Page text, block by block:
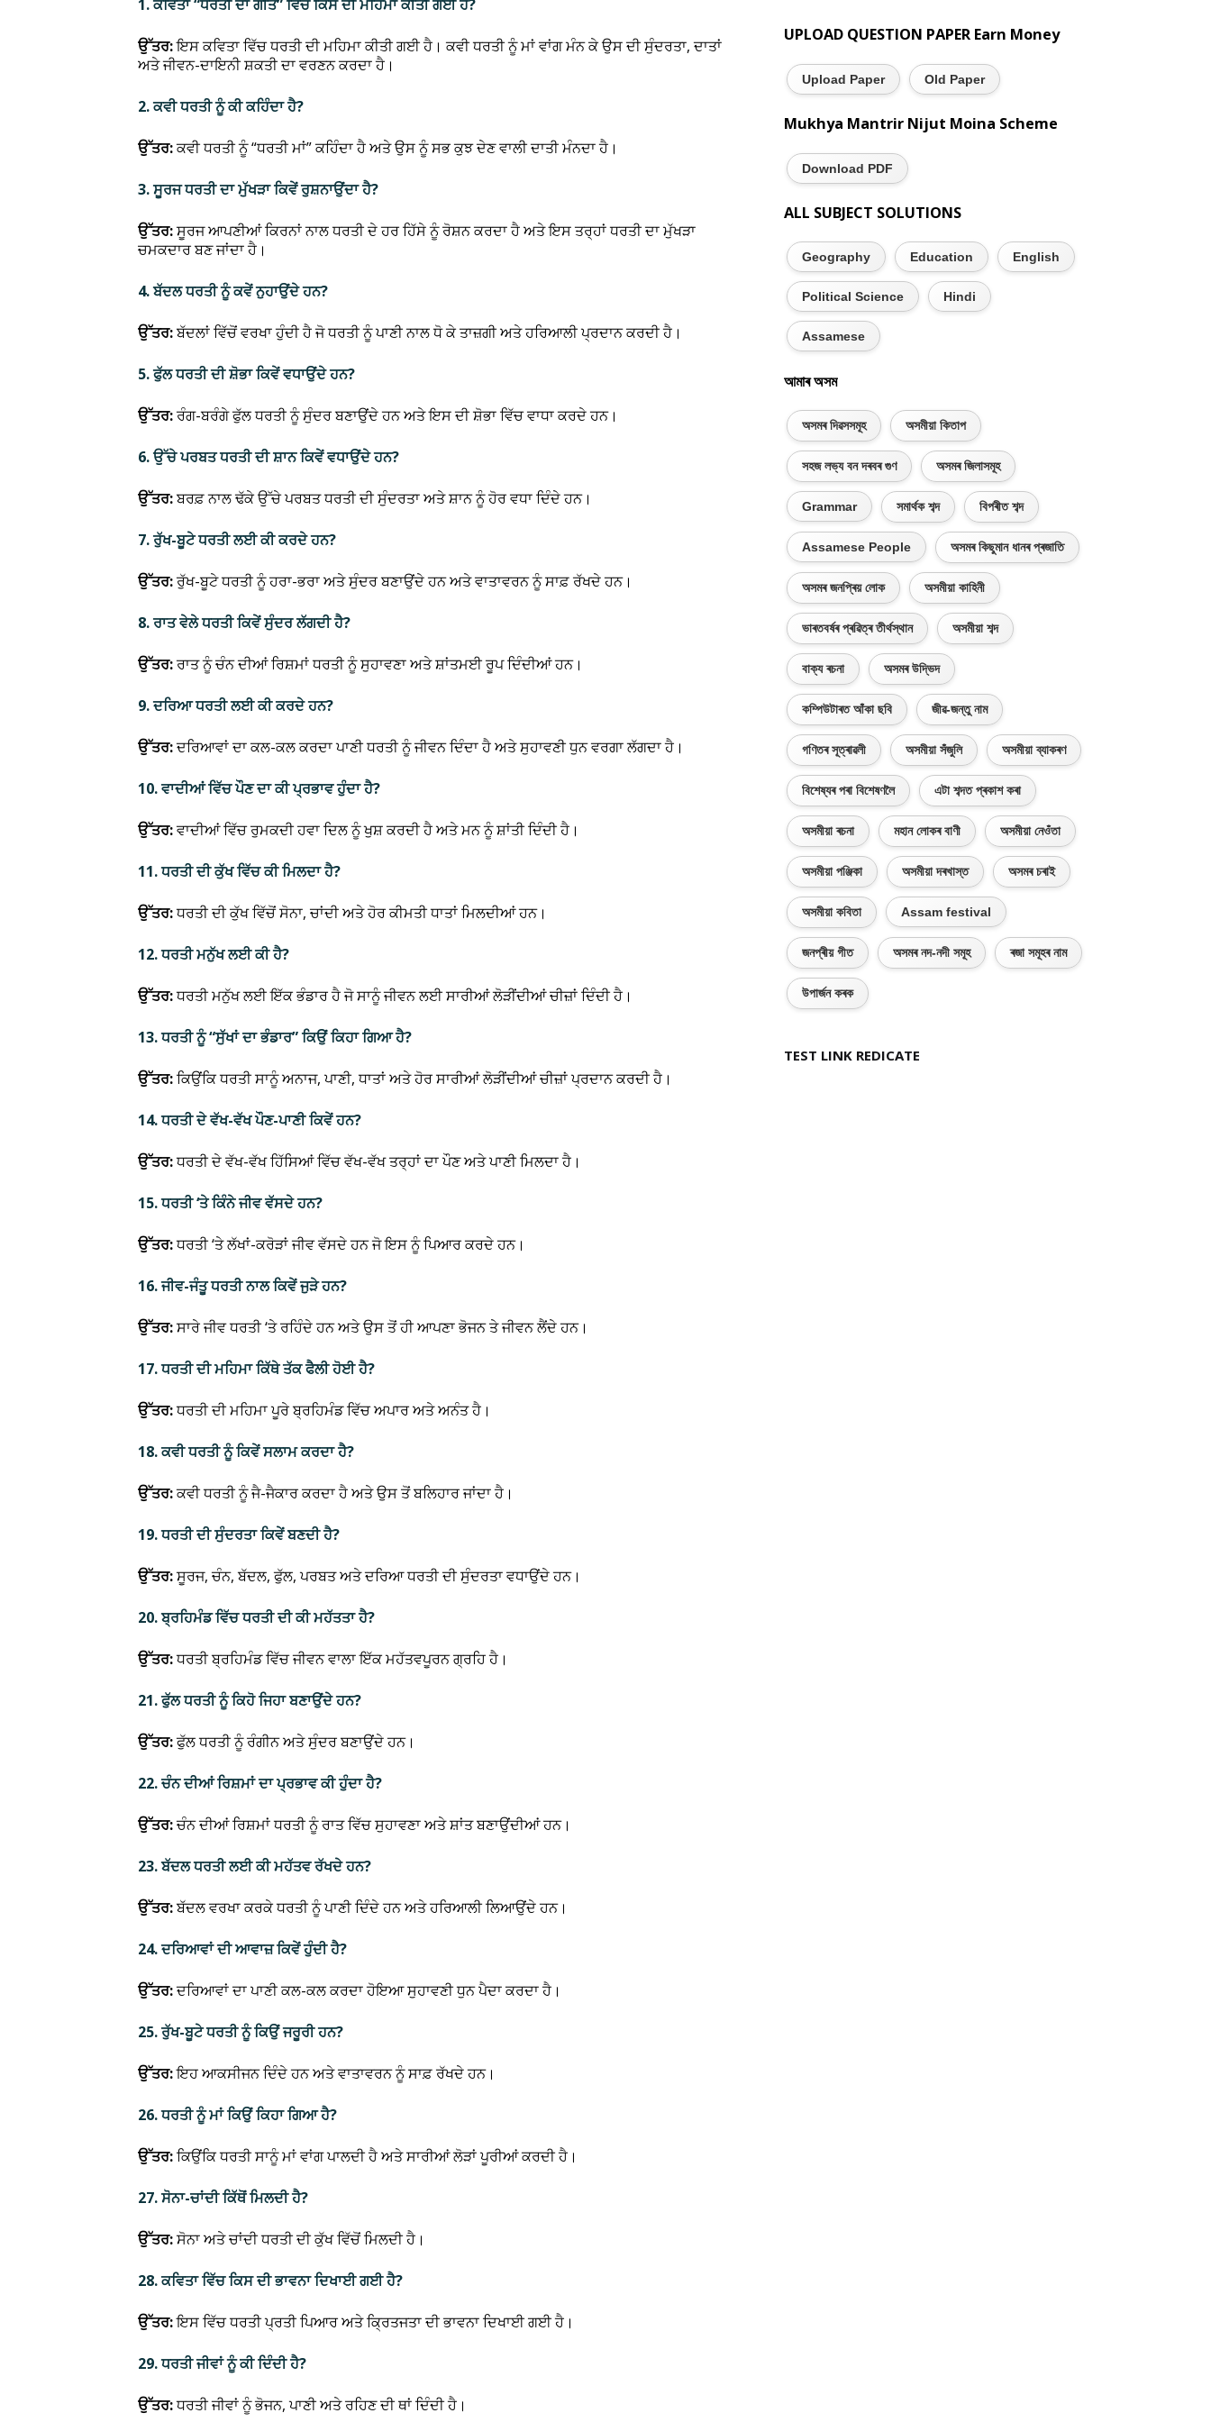
1. ਕਵਿਤਾ “ਧਰਤੀ ਦਾ ਗੀਤ” ਵਿੱਚ ਕਿਸ ਦੀ ਮਹਿਮਾ ਕੀਤੀ ਗਈ ਹੈ?
ਉੱਤਰ:ਇਸ ਕਵਿਤਾ ਵਿੱਚ ਧਰਤੀ ਦੀ ਮਹਿਮਾ ਕੀਤੀ ਗਈ ਹੈ। ਕਵੀ ਧਰਤੀ ਨੂੰ ਮਾਂ ਵਾਂਗ ਮੰਨ ਕੇ ਉਸ ਦੀ ਸੁੰਦਰਤਾ, ਦਾਤਾਂ
ਅਤੇ ਜੀਵਨ-ਦਾਇਨੀ ਸ਼ਕਤੀ ਦਾ ਵਰਣਨ ਕਰਦਾ ਹੈ।
2. ਕਵੀ ਧਰਤੀ ਨੂੰ ਕੀ ਕਹਿੰਦਾ ਹੈ?
ਉੱਤਰ:ਕਵੀ ਧਰਤੀ ਨੂੰ “ਧਰਤੀ ਮਾਂ” ਕਹਿੰਦਾ ਹੈ ਅਤੇ ਉਸ ਨੂੰ ਸਭ ਕੁਝ ਦੇਣ ਵਾਲੀ ਦਾਤੀ ਮੰਨਦਾ ਹੈ।
3. ਸੂਰਜ ਧਰਤੀ ਦਾ ਮੁੱਖੜਾ ਕਿਵੇਂ ਰੁਸ਼ਨਾਉਂਦਾ ਹੈ?
ਉੱਤਰ:ਸੂਰਜ ਆਪਣੀਆਂ ਕਿਰਨਾਂ ਨਾਲ ਧਰਤੀ ਦੇ ਹਰ ਹਿੱਸੇ ਨੂੰ ਰੋਸ਼ਨ ਕਰਦਾ ਹੈ ਅਤੇ ਇਸ ਤਰ੍ਹਾਂ ਧਰਤੀ ਦਾ ਮੁੱਖੜਾ
ਚਮਕਦਾਰ ਬਣ ਜਾਂਦਾ ਹੈ।
4. ਬੱਦਲ ਧਰਤੀ ਨੂੰ ਕਵੇਂ ਨੁਹਾਉਂਦੇ ਹਨ?
ਉੱਤਰ:ਬੱਦਲਾਂ ਵਿੱਚੋਂ ਵਰਖਾ ਹੁੰਦੀ ਹੈ ਜੋ ਧਰਤੀ ਨੂੰ ਪਾਣੀ ਨਾਲ ਧੋ ਕੇ ਤਾਜ਼ਗੀ ਅਤੇ ਹਰਿਆਲੀ ਪ੍ਰਦਾਨ ਕਰਦੀ ਹੈ।
5. ਫੁੱਲ ਧਰਤੀ ਦੀ ਸ਼ੋਭਾ ਕਿਵੇਂ ਵਧਾਉਂਦੇ ਹਨ?
ਉੱਤਰ:ਰੰਗ-ਬਰੰਗੇ ਫੁੱਲ ਧਰਤੀ ਨੂੰ ਸੁੰਦਰ ਬਣਾਉਂਦੇ ਹਨ ਅਤੇ ਇਸ ਦੀ ਸ਼ੋਭਾ ਵਿੱਚ ਵਾਧਾ ਕਰਦੇ ਹਨ।
6. ਉੱਚੇ ਪਰਬਤ ਧਰਤੀ ਦੀ ਸ਼ਾਨ ਕਿਵੇਂ ਵਧਾਉਂਦੇ ਹਨ?
ਉੱਤਰ:ਬਰਫ਼ ਨਾਲ ਢੱਕੇ ਉੱਚੇ ਪਰਬਤ ਧਰਤੀ ਦੀ ਸੁੰਦਰਤਾ ਅਤੇ ਸ਼ਾਨ ਨੂੰ ਹੋਰ ਵਧਾ ਦਿੰਦੇ ਹਨ।
7. ਰੁੱਖ-ਬੂਟੇ ਧਰਤੀ ਲਈ ਕੀ ਕਰਦੇ ਹਨ?
ਉੱਤਰ:ਰੁੱਖ-ਬੂਟੇ ਧਰਤੀ ਨੂੰ ਹਰਾ-ਭਰਾ ਅਤੇ ਸੁੰਦਰ ਬਣਾਉਂਦੇ ਹਨ ਅਤੇ ਵਾਤਾਵਰਨ ਨੂੰ ਸਾਫ਼ ਰੱਖਦੇ ਹਨ।
8. ਰਾਤ ਵੇਲੇ ਧਰਤੀ ਕਿਵੇਂ ਸੁੰਦਰ ਲੱਗਦੀ ਹੈ?
ਉੱਤਰ:ਰਾਤ ਨੂੰ ਚੰਨ ਦੀਆਂ ਰਿਸ਼ਮਾਂ ਧਰਤੀ ਨੂੰ ਸੁਹਾਵਣਾ ਅਤੇ ਸ਼ਾਂਤਮਈ ਰੂਪ ਦਿੰਦੀਆਂ ਹਨ।
9. ਦਰਿਆ ਧਰਤੀ ਲਈ ਕੀ ਕਰਦੇ ਹਨ?
ਉੱਤਰ:ਦਰਿਆਵਾਂ ਦਾ ਕਲ-ਕਲ ਕਰਦਾ ਪਾਣੀ ਧਰਤੀ ਨੂੰ ਜੀਵਨ ਦਿੰਦਾ ਹੈ ਅਤੇ ਸੁਹਾਵਣੀ ਧੁਨ ਵਰਗਾ ਲੱਗਦਾ ਹੈ।
10. ਵਾਦੀਆਂ ਵਿੱਚ ਪੌਣ ਦਾ ਕੀ ਪ੍ਰਭਾਵ ਹੁੰਦਾ ਹੈ?
ਉੱਤਰ:ਵਾਦੀਆਂ ਵਿੱਚ ਰੁਮਕਦੀ ਹਵਾ ਦਿਲ ਨੂੰ ਖੁਸ਼ ਕਰਦੀ ਹੈ ਅਤੇ ਮਨ ਨੂੰ ਸ਼ਾਂਤੀ ਦਿੰਦੀ ਹੈ।
11. ਧਰਤੀ ਦੀ ਕੁੱਖ ਵਿੱਚ ਕੀ ਮਿਲਦਾ ਹੈ?
ਉੱਤਰ:ਧਰਤੀ ਦੀ ਕੁੱਖ ਵਿੱਚੋਂ ਸੋਨਾ, ਚਾਂਦੀ ਅਤੇ ਹੋਰ ਕੀਮਤੀ ਧਾਤਾਂ ਮਿਲਦੀਆਂ ਹਨ।
12. ਧਰਤੀ ਮਨੁੱਖ ਲਈ ਕੀ ਹੈ?
ਉੱਤਰ:ਧਰਤੀ ਮਨੁੱਖ ਲਈ ਇੱਕ ਭੰਡਾਰ ਹੈ ਜੋ ਸਾਨੂੰ ਜੀਵਨ ਲਈ ਸਾਰੀਆਂ ਲੋੜੀਂਦੀਆਂ ਚੀਜ਼ਾਂ ਦਿੰਦੀ ਹੈ।
13. ਧਰਤੀ ਨੂੰ “ਸੁੱਖਾਂ ਦਾ ਭੰਡਾਰ” ਕਿਉਂ ਕਿਹਾ ਗਿਆ ਹੈ?
ਉੱਤਰ:ਕਿਉਂਕਿ ਧਰਤੀ ਸਾਨੂੰ ਅਨਾਜ, ਪਾਣੀ, ਧਾਤਾਂ ਅਤੇ ਹੋਰ ਸਾਰੀਆਂ ਲੋੜੀਂਦੀਆਂ ਚੀਜ਼ਾਂ ਪ੍ਰਦਾਨ ਕਰਦੀ ਹੈ।
14. ਧਰਤੀ ਦੇ ਵੱਖ-ਵੱਖ ਪੌਣ-ਪਾਣੀ ਕਿਵੇਂ ਹਨ?
ਉੱਤਰ:ਧਰਤੀ ਦੇ ਵੱਖ-ਵੱਖ ਹਿੱਸਿਆਂ ਵਿੱਚ ਵੱਖ-ਵੱਖ ਤਰ੍ਹਾਂ ਦਾ ਪੌਣ ਅਤੇ ਪਾਣੀ ਮਿਲਦਾ ਹੈ।
15. ਧਰਤੀ ‘ਤੇ ਕਿੰਨੇ ਜੀਵ ਵੱਸਦੇ ਹਨ?
ਉੱਤਰ:ਧਰਤੀ ‘ਤੇ ਲੱਖਾਂ-ਕਰੋੜਾਂ ਜੀਵ ਵੱਸਦੇ ਹਨ ਜੋ ਇਸ ਨੂੰ ਪਿਆਰ ਕਰਦੇ ਹਨ।
16. ਜੀਵ-ਜੰਤੂ ਧਰਤੀ ਨਾਲ ਕਿਵੇਂ ਜੁੜੇ ਹਨ?
ਉੱਤਰ:ਸਾਰੇ ਜੀਵ ਧਰਤੀ ‘ਤੇ ਰਹਿੰਦੇ ਹਨ ਅਤੇ ਉਸ ਤੋਂ ਹੀ ਆਪਣਾ ਭੋਜਨ ਤੇ ਜੀਵਨ ਲੈਂਦੇ ਹਨ।
17. ਧਰਤੀ ਦੀ ਮਹਿਮਾ ਕਿੱਥੇ ਤੱਕ ਫੈਲੀ ਹੋਈ ਹੈ?
ਉੱਤਰ:ਧਰਤੀ ਦੀ ਮਹਿਮਾ ਪੂਰੇ ਬ੍ਰਹਿਮੰਡ ਵਿੱਚ ਅਪਾਰ ਅਤੇ ਅਨੰਤ ਹੈ।
18. ਕਵੀ ਧਰਤੀ ਨੂੰ ਕਿਵੇਂ ਸਲਾਮ ਕਰਦਾ ਹੈ?
ਉੱਤਰ:ਕਵੀ ਧਰਤੀ ਨੂੰ ਜੈ-ਜੈਕਾਰ ਕਰਦਾ ਹੈ ਅਤੇ ਉਸ ਤੋਂ ਬਲਿਹਾਰ ਜਾਂਦਾ ਹੈ।
19. ਧਰਤੀ ਦੀ ਸੁੰਦਰਤਾ ਕਿਵੇਂ ਬਣਦੀ ਹੈ?
ਉੱਤਰ:ਸੂਰਜ, ਚੰਨ, ਬੱਦਲ, ਫੁੱਲ, ਪਰਬਤ ਅਤੇ ਦਰਿਆ ਧਰਤੀ ਦੀ ਸੁੰਦਰਤਾ ਵਧਾਉਂਦੇ ਹਨ।
20. ਬ੍ਰਹਿਮੰਡ ਵਿੱਚ ਧਰਤੀ ਦੀ ਕੀ ਮਹੱਤਤਾ ਹੈ?
ਉੱਤਰ:ਧਰਤੀ ਬ੍ਰਹਿਮੰਡ ਵਿੱਚ ਜੀਵਨ ਵਾਲਾ ਇੱਕ ਮਹੱਤਵਪੂਰਨ ਗ੍ਰਹਿ ਹੈ।
21. ਫੁੱਲ ਧਰਤੀ ਨੂੰ ਕਿਹੋ ਜਿਹਾ ਬਣਾਉਂਦੇ ਹਨ?
ਉੱਤਰ:ਫੁੱਲ ਧਰਤੀ ਨੂੰ ਰੰਗੀਨ ਅਤੇ ਸੁੰਦਰ ਬਣਾਉਂਦੇ ਹਨ।
22. ਚੰਨ ਦੀਆਂ ਰਿਸ਼ਮਾਂ ਦਾ ਪ੍ਰਭਾਵ ਕੀ ਹੁੰਦਾ ਹੈ?
ਉੱਤਰ:ਚੰਨ ਦੀਆਂ ਰਿਸ਼ਮਾਂ ਧਰਤੀ ਨੂੰ ਰਾਤ ਵਿੱਚ ਸੁਹਾਵਣਾ ਅਤੇ ਸ਼ਾਂਤ ਬਣਾਉਂਦੀਆਂ ਹਨ।
23. ਬੱਦਲ ਧਰਤੀ ਲਈ ਕੀ ਮਹੱਤਵ ਰੱਖਦੇ ਹਨ?
ਉੱਤਰ:ਬੱਦਲ ਵਰਖਾ ਕਰਕੇ ਧਰਤੀ ਨੂੰ ਪਾਣੀ ਦਿੰਦੇ ਹਨ ਅਤੇ ਹਰਿਆਲੀ ਲਿਆਉਂਦੇ ਹਨ।
24. ਦਰਿਆਵਾਂ ਦੀ ਆਵਾਜ਼ ਕਿਵੇਂ ਹੁੰਦੀ ਹੈ?
ਉੱਤਰ:ਦਰਿਆਵਾਂ ਦਾ ਪਾਣੀ ਕਲ-ਕਲ ਕਰਦਾ ਹੋਇਆ ਸੁਹਾਵਣੀ ਧੁਨ ਪੈਦਾ ਕਰਦਾ ਹੈ।
25. ਰੁੱਖ-ਬੂਟੇ ਧਰਤੀ ਨੂੰ ਕਿਉਂ ਜਰੂਰੀ ਹਨ?
ਉੱਤਰ:ਇਹ ਆਕਸੀਜਨ ਦਿੰਦੇ ਹਨ ਅਤੇ ਵਾਤਾਵਰਨ ਨੂੰ ਸਾਫ਼ ਰੱਖਦੇ ਹਨ।
26. ਧਰਤੀ ਨੂੰ ਮਾਂ ਕਿਉਂ ਕਿਹਾ ਗਿਆ ਹੈ?
ਉੱਤਰ:ਕਿਉਂਕਿ ਧਰਤੀ ਸਾਨੂੰ ਮਾਂ ਵਾਂਗ ਪਾਲਦੀ ਹੈ ਅਤੇ ਸਾਰੀਆਂ ਲੋੜਾਂ ਪੂਰੀਆਂ ਕਰਦੀ ਹੈ।
27. ਸੋਨਾ-ਚਾਂਦੀ ਕਿੱਥੋਂ ਮਿਲਦੀ ਹੈ?
ਉੱਤਰ:ਸੋਨਾ ਅਤੇ ਚਾਂਦੀ ਧਰਤੀ ਦੀ ਕੁੱਖ ਵਿੱਚੋਂ ਮਿਲਦੀ ਹੈ।
28. ਕਵਿਤਾ ਵਿੱਚ ਕਿਸ ਦੀ ਭਾਵਨਾ ਦਿਖਾਈ ਗਈ ਹੈ?
ਉੱਤਰ:ਇਸ ਵਿੱਚ ਧਰਤੀ ਪ੍ਰਤੀ ਪਿਆਰ ਅਤੇ ਕ੍ਰਿਤਜਤਾ ਦੀ ਭਾਵਨਾ ਦਿਖਾਈ ਗਈ ਹੈ।
29. ਧਰਤੀ ਜੀਵਾਂ ਨੂੰ ਕੀ ਦਿੰਦੀ ਹੈ?
ਉੱਤਰ:ਧਰਤੀ ਜੀਵਾਂ ਨੂੰ ਭੋਜਨ, ਪਾਣੀ ਅਤੇ ਰਹਿਣ ਦੀ ਥਾਂ ਦਿੰਦੀ ਹੈ।
UPLOAD QUESTION PAPER Earn Money
Upload Paper Old Paper
Mukhya Mantrir Nijut Moina Scheme
Download PDF
ALL SUBJECT SOLUTIONS
Geography Education English
Political Science Hindi
Assamese
আমাৰ অসম
অসমৰ দিৱসসমূহ অসমীয়া কিতাপ
সহজ লভ্য বন দৰবৰ গুণ অসমৰ জিলাসমূহ
Grammar সমাৰ্থক শব্দ বিপৰীত শব্দ
Assamese People অসমৰ কিছুমান ধানৰ প্ৰজাতি
অসমৰ জনপ্ৰিয় লোক অসমীয়া কাহিনী
ভাৰতবৰ্ষৰ প্ৰৱিত্ৰ তীৰ্থস্থান অসমীয়া শব্দ
বাক্য ৰচনা অসমৰ উদ্ভিদ
কম্পিউটাৰত আঁকা ছবি জীৱ-জন্তু নাম
গণিতৰ সূত্ৰাৱলী অসমীয়া সঁজুলি অসমীয়া ব্যাকৰণ
বিশেষ্যৰ পৰা বিশেষণলৈ এটা শব্দত প্ৰকাশ কৰা
অসমীয়া ৰচনা মহান লোকৰ বাণী অসমীয়া নেওঁতা
অসমীয়া পঞ্জিকা অসমীয়া দৰখাস্ত অসমৰ চৰাই
অসমীয়া কবিতা Assam festival
জনপ্ৰীয় গীত অসমৰ নদ-নদী সমূহ ৰজা সমূহৰ নাম
উপাৰ্জন কৰক
TEST LINK REDICATE